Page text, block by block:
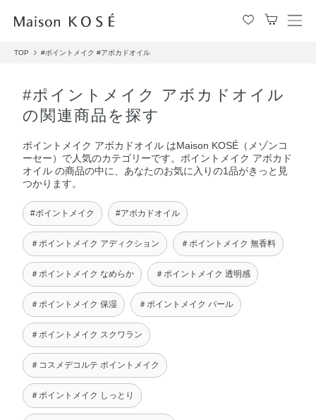
メ
TOP #ポイントメイク #アボカドオイル
#ポイントメイク アボカドオイル
の関連商品を探す
ポイントメイク アボカドオイル はMaison KOSÉ（メゾンコ
ーセー）で人気のカテゴリーです。ポイントメイク アボカド
オイル の商品の中に、あなたのお気に入りの1品がきっと見
つかります。
#ポイントメイク #アボカドオイル
＃ポイントメイク アディクション ＃ポイントメイク 無香料
＃ポイントメイク なめらか ＃ポイントメイク 透明感
＃ポイントメイク 保湿 ＃ポイントメイク パール
＃ポイントメイク スクワラン
＃コスメデコルテ ポイントメイク
＃ポイントメイク しっとり